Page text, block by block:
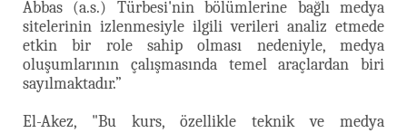
Abbas (a.s.) Türbesi'nin bölümlerine bağlı medya
sitelerinin izlenmesiyle ilgili verileri analiz etmede
etkin bir role sahip olması nedeniyle, medya
oluşumlarının çalışmasında temel araçlardan biri
sayılmaktadır.”
El-Akez, "Bu kurs, özellikle teknik ve medya